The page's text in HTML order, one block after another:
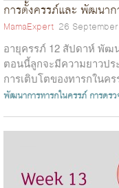
การตั้งครรภ์และ พัฒนา
MamaExpert 26
อายุครรภ์ 12 สัปดาห์ พัฒ
ตอนนี้ลูกจะมีความยาวป
การเติบโตของทารกในค
ในช่วง 3 สัปดา...
พัฒนาการทารกในครรภ์ การตร